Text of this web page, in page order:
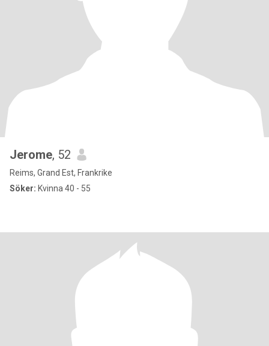
Jerome, 52
Reims, Grand Est, Frankrike
Söker: Kvinna 40 - 55